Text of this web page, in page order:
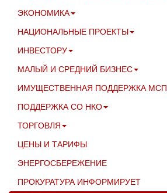
ЭКОНОМИКА
НАЦИОНАЛЬНЫЕ ПРОЕКТЫ
ИНВЕСТОРУ
МАЛЫЙ И СРЕДНИЙ БИЗНЕС
ИМУЩЕСТВЕННАЯ ПОДДЕРЖКА МСП
ПОДДЕРЖКА СО НКО
ТОРГОВЛЯ
ЦЕНЫ И ТАРИФЫ
ЭНЕРГОСБЕРЕЖЕНИЕ
ПРОКУРАТУРА ИНФОРМИРУЕТ